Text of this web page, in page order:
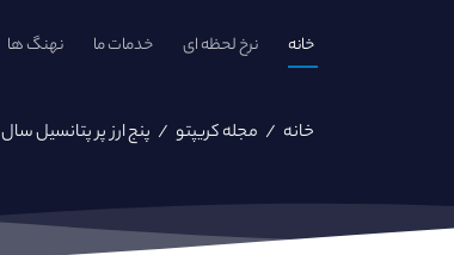
خانه نرخ لحظه ای خدمات ما نهنگ ها
خانه / مجله کریپتو / پنج ارز پر پتانسیل سال ۲۰۲۳